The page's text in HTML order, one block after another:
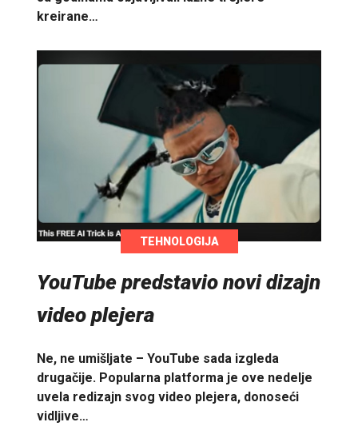
kreirane…
TEHNOLOGIJA
YouTube predstavio novi dizajn
video plejera
Ne, ne umišljate – YouTube sada izgleda
drugačije. Popularna platforma je ove nedelje
uvela redizajn svog video plejera, donoseći
vidljive…